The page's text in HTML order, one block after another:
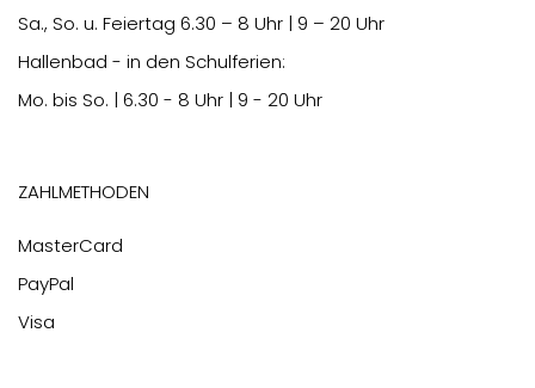
Sa., So. u. Feiertag 6.30 – 8 Uhr | 9 – 20 Uhr
Hallenbad - in den Schulferien:
Mo. bis So. | 6.30 - 8 Uhr | 9 - 20 Uhr
Zahlmethoden
MasterCard
PayPal
Visa